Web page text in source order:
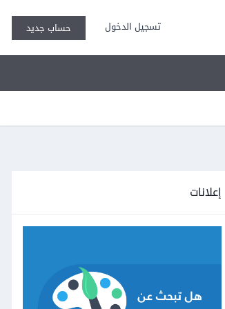
تسجيل الدخول حساب جديد
إعلانات